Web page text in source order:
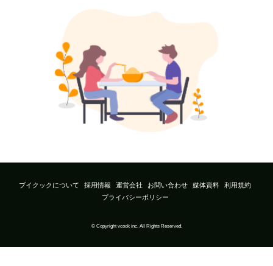
ブイクックについて 採用情報 運営会社 お問い合わせ 媒体資料
利用規約
プライバシーポリシー
© Copyright vcook inc. All Rights Reserved.